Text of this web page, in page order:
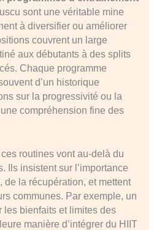
sont une véritable mine
à diversifier ou améliorer
couvrent un large
aux débutants à des splits
Chaque programme
d’un historique
sur la progressivité ou la
compréhension fine des
routines vont au-delà du
Ils insistent sur l’importance
de la récupération, et mettent
communes. Par exemple, un
les bienfaits et limites des
manière d’intégrer du HIIT